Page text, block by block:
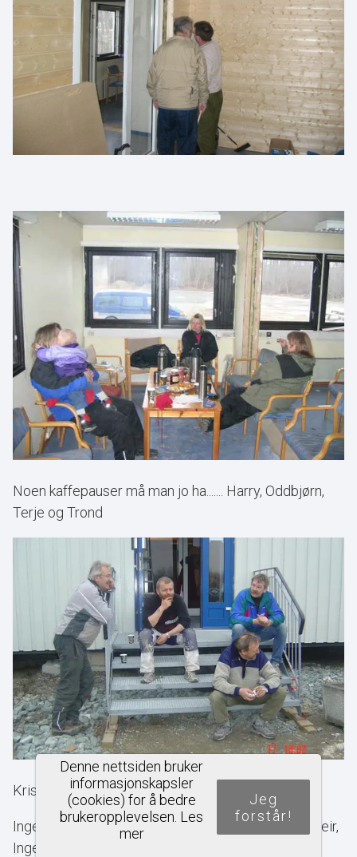
Noen kaffepauser må man jo ha....... Harry, Oddbjørn,
Terje og Trond
Kristin, Monica og Margareth
Ingen heligdager her takk! Marit jeg ser en hær..... Geir,
Inger, Annett og Marit maler
Denne nettsiden bruker
informasjonskapsler
(cookies) for å bedre
brukeropplevelsen. Les
mer
Jeg
forstår!